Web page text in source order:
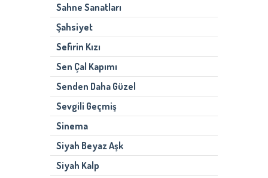
Sahne Sanatları
Şahsiyet
Sefirin Kızı
Sen Çal Kapımı
Senden Daha Güzel
Sevgili Geçmiş
Sinema
Siyah Beyaz Aşk
Siyah Kalp